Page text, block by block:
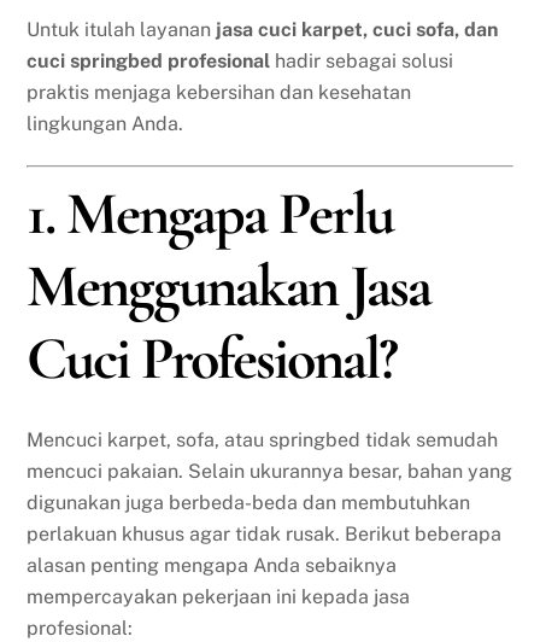
Untuk itulah layanan jasa cuci karpet, cuci sofa, dan
cuci springbed profesional hadir sebagai solusi
praktis menjaga kebersihan dan kesehatan
lingkungan Anda.
1. Mengapa Perlu
Menggunakan Jasa
Cuci Profesional?
Mencuci karpet, sofa, atau springbed tidak semudah
mencuci pakaian. Selain ukurannya besar, bahan yang
digunakan juga berbeda-beda dan membutuhkan
perlakuan khusus agar tidak rusak. Berikut beberapa
alasan penting mengapa Anda sebaiknya
mempercayakan pekerjaan ini kepada jasa
profesional: